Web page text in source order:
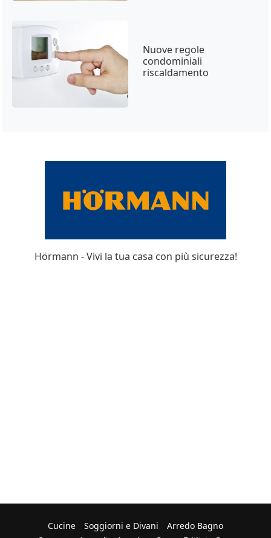
Nuove regole
condominiali
riscaldamento
Hörmann - Vivi la tua casa con più sicurezza!
Cucine Soggiorni e Divani
Arredo Bagno